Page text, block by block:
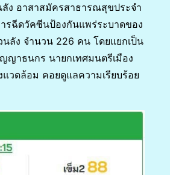
ง อาสาสมัครสาธารณสุขประจำ
รฉีดวัคซีนป้องกันแพร่ระบาดของ
นลัง จำนวน 226 คน โดยแยกเป็น
าธนกร นายกเทศมนตรีเมือง
วดล้อม คอยดูแลความเรียบร้อย